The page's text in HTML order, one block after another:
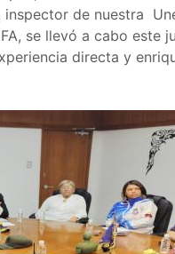
de nuestra
se llevó a cabo este
directa y